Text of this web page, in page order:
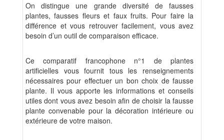
On distingue une grande diversité de fausses
plantes, fausses fleurs et faux fruits. Pour faire la
différence et vous retrouver facilement, vous avez
besoin d’un outil de comparaison efficace.
Ce comparatif francophone n°1 de plantes
artificielles vous fournit tous les renseignements
nécessaires pour effectuer un bon choix de fausse
plante. Il vous apporte les informations et conseils
utiles dont vous avez besoin afin de choisir la fausse
plante convenable pour la décoration intérieure ou
extérieure de votre maison.